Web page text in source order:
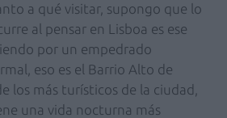
a qué visitar, supongo que lo
al pensar en Lisboa es ese
por un empedrado
eso es el Barrio Alto de
los más turísticos de la ciudad,
una vida nocturna más